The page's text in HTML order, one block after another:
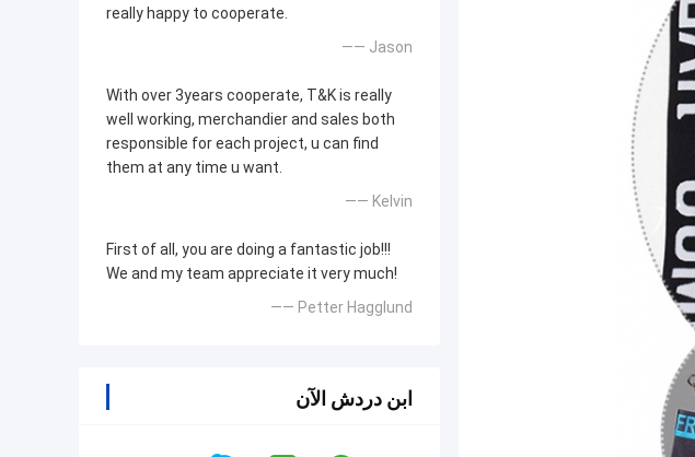
really happy to cooperate.
—— Jason
With over 3years cooperate, T&K is really
well working, merchandier and sales both
responsible for each project, u can find
them at any time u want.
—— Kelvin
First of all, you are doing a fantastic job!!!
We and my team appreciate it very much!
—— Petter Hagglund
ابن دردش الآن